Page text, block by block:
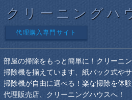
クリーニングハ
代理購入専門サイト
部屋の掃除をもっと簡単に！クリーニ
掃除機を揃えています、紙バック式や
掃除機が自由に選べる！楽な掃除を体
代理販売店、クリーニングハウスへ！